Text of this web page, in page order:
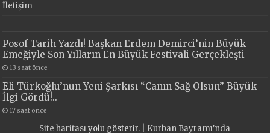
İletişim
Posof Tarih Yazdı! Başkan Erdem Demirci’nin Büyük
Emeğiyle Son Yılların En Büyük Festivali Gerçekleşti
13 saat önce
Eli Türkoğlu’nun Yeni Şarkısı “Canın Sağ Olsun” Büyük
İlgi Gördü!..
17 saat önce
Site haritasıyolu gösterir. | Kurban Bayramı’nda